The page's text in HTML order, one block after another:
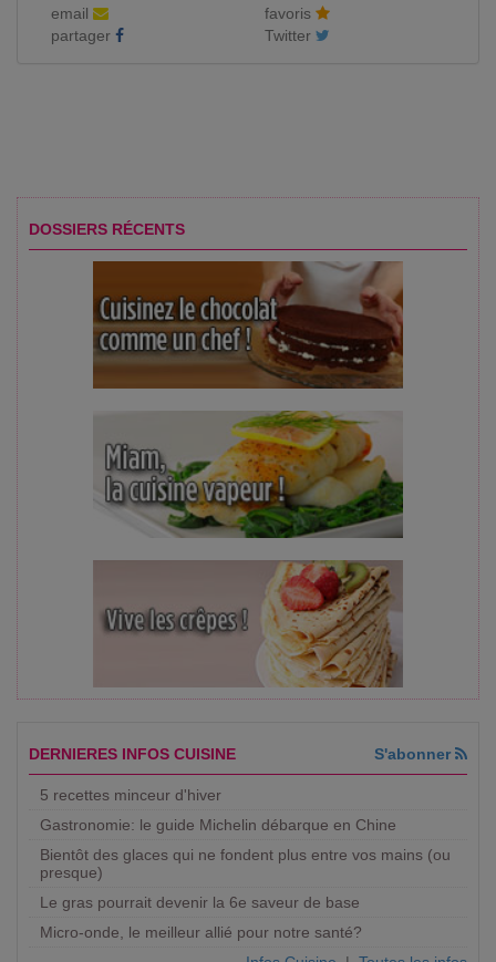
email
favoris
partager
Twitter
DOSSIERS RÉCENTS
DERNIERES INFOS CUISINE S'abonner
5 recettes minceur d'hiver
Gastronomie: le guide Michelin débarque en Chine
Bientôt des glaces qui ne fondent plus entre vos mains (ou
presque)
Le gras pourrait devenir la 6e saveur de base
Micro-onde, le meilleur allié pour notre santé?